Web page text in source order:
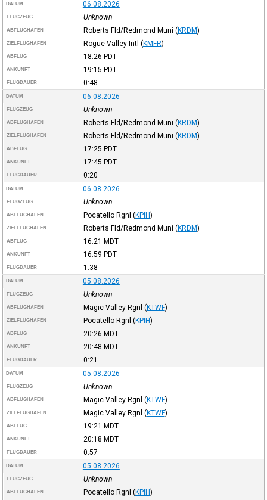
DATUM 06.08.2026
FLUGZEUG Unknown
ABFLUGHAFEN Roberts Fld/Redmond Muni (KRDM)
ZIELFLUGHAFEN Rogue Valley Intl (KMFR)
ABFLUG 18:26 PDT
ANKUNFT 19:15 PDT
FLUGDAUER 0:48
DATUM 06.08.2026
FLUGZEUG Unknown
ABFLUGHAFEN Roberts Fld/Redmond Muni (KRDM)
ZIELFLUGHAFEN Roberts Fld/Redmond Muni (KRDM)
ABFLUG 17:25 PDT
ANKUNFT 17:45 PDT
FLUGDAUER 0:20
DATUM 06.08.2026
FLUGZEUG Unknown
ABFLUGHAFEN Pocatello Rgnl (KPIH)
ZIELFLUGHAFEN Roberts Fld/Redmond Muni (KRDM)
ABFLUG 16:21 MDT
ANKUNFT 16:59 PDT
FLUGDAUER 1:38
DATUM 05.08.2026
FLUGZEUG Unknown
ABFLUGHAFEN Magic Valley Rgnl (KTWF)
ZIELFLUGHAFEN Pocatello Rgnl (KPIH)
ABFLUG 20:26 MDT
ANKUNFT 20:48 MDT
FLUGDAUER 0:21
DATUM 05.08.2026
FLUGZEUG Unknown
ABFLUGHAFEN Magic Valley Rgnl (KTWF)
ZIELFLUGHAFEN Magic Valley Rgnl (KTWF)
ABFLUG 19:21 MDT
ANKUNFT 20:18 MDT
FLUGDAUER 0:57
DATUM 05.08.2026
FLUGZEUG Unknown
ABFLUGHAFEN Pocatello Rgnl (KPIH)